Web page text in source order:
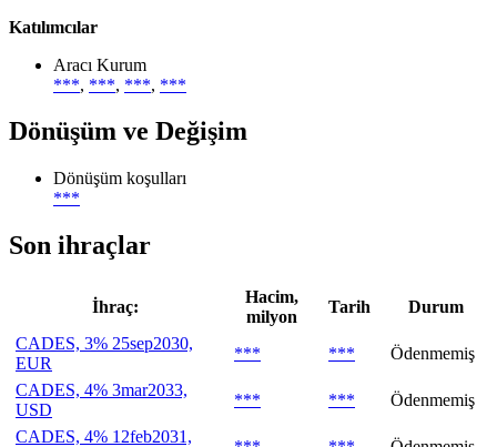
Katılımcılar
Aracı Kurum
***, ***, ***, ***
Dönüşüm ve Değişim
Dönüşüm koşulları
***
Son ihraçlar
İhraç:
Hacim,
milyon
Tarih
Durum
CADES, 3% 25sep2030,
EUR
*** ***
Ödenmemiş
CADES, 4% 3mar2033,
USD
*** ***
Ödenmemiş
CADES, 4% 12feb2031,